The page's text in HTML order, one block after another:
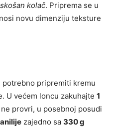
kolač. Priprema se u
novu dimenziju teksture
potrebno pripremiti kremu
U većem loncu zakuhajte 1
provri, u posebnoj posudi
zajedno sa 330 g